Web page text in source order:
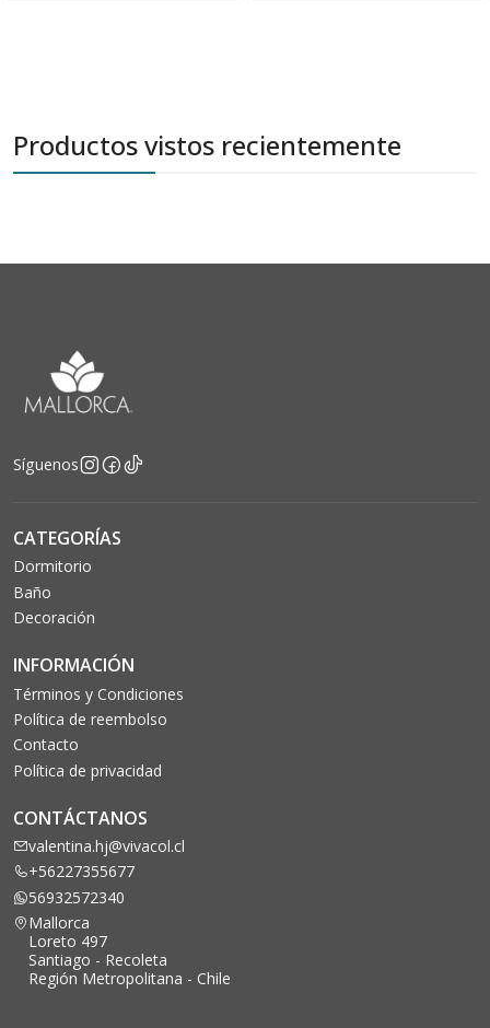
Productos vistos recientemente
Síguenos
CATEGORÍAS
Dormitorio
Baño
Decoración
INFORMACIÓN
Términos y Condiciones
Política de reembolso
Contacto
Política de privacidad
CONTÁCTANOS
valentina.hj@vivacol.cl
+56227355677
56932572340
Mallorca
Loreto 497
Santiago - Recoleta
Región Metropolitana - Chile